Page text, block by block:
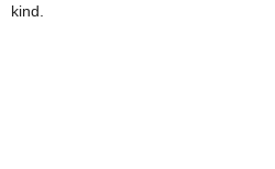
kind.